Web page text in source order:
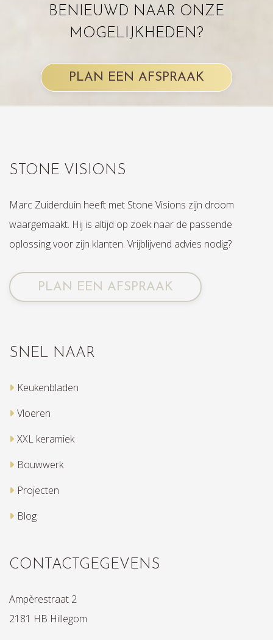
BENIEUWD NAAR ONZE
MOGELIJKHEDEN?
PLAN EEN AFSPRAAK
STONE VISIONS
Marc Zuiderduin heeft met Stone Visions zijn droom
waargemaakt. Hij is altijd op zoek naar de passende
oplossing voor zijn klanten. Vrijblijvend advies nodig?
PLAN EEN AFSPRAAK
SNEL NAAR
Keukenbladen
Vloeren
XXL keramiek
Bouwwerk
Projecten
Blog
CONTACTGEGEVENS
Ampèrestraat 2
2181 HB Hillegom